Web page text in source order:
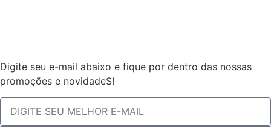
Digite seu e-mail abaixo e fique por dentro das nossas
promoções e novidadeS!